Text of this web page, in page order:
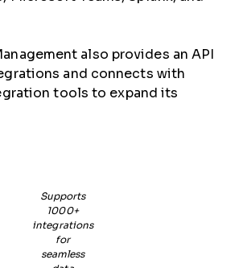
also provides an API
and connects with
tools to expand its
Supports
1000+
integrations
for
seamless